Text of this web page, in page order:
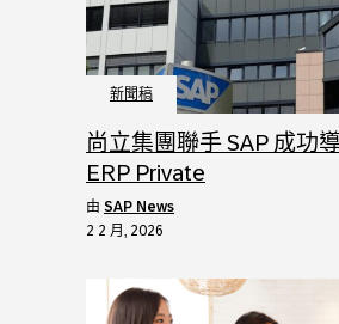
新聞稿
尚立集團聯手 SAP 成功
ERP Private
SAP News
2 2 月, 2026